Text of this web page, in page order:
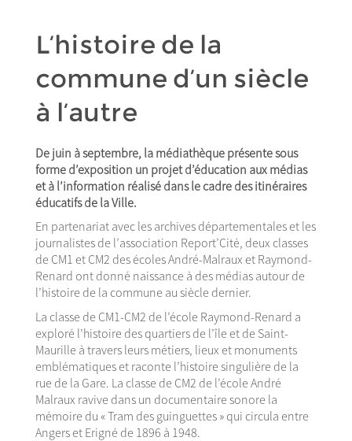
L’histoire de la
commune d’un siècle
à l’autre
De juin à septembre, la médiathèque présente sous
forme d’exposition un projet d’éducation aux médias
et à l’information réalisé dans le cadre des itinéraires
éducatifs de la Ville.
En partenariat avec les archives départementales et les
journalistes de l’association Report’Cité, deux classes
de CM1 et CM2 des écoles André-Malraux et Raymond-
Renard ont donné naissance à des médias autour de
l’histoire de la commune au siècle dernier.
La classe de CM1-CM2 de l’école Raymond-Renard a
exploré l’histoire des quartiers de l’île et de Saint-
Maurille à travers leurs métiers, lieux et monuments
emblématiques et raconte l’histoire singulière de la
rue de la Gare. La classe de CM2 de l’école André
Malraux ravive dans un documentaire sonore la
mémoire du « Tram des guinguettes » qui circula entre
Angers et Erigné de 1896 à 1948.